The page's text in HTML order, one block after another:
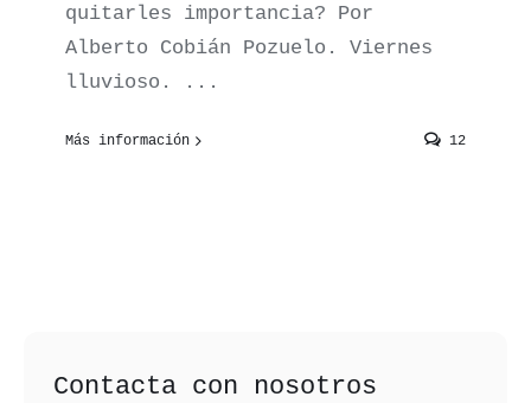
quitarles importancia? Por
Alberto Cobián Pozuelo. Viernes
lluvioso. ...
Más información 12
Contacta con nosotros